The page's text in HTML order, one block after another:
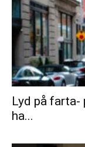
Lyd på farta-
ha...